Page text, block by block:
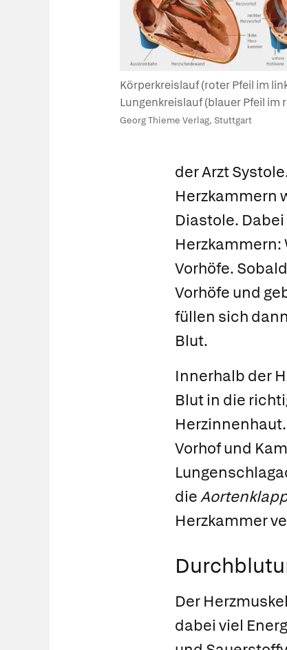
Körperkreislauf (roter Pfeil im
Lungenkreislauf (blauer Pfeil im
Georg Thieme Verlag, Stuttgart
der ArztSystole
Herzkammern
Diastole.
Vorhöfe.
Vorhöfe und
füllen sich
Blut.
Innerhalb der
Blut in die
Vorhof und
die
Herzkammer
Der
dabei viel